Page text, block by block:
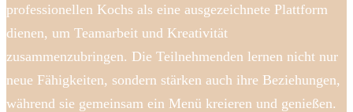
professionellen Kochs als eine ausgezeichnete Plattform
dienen, um Teamarbeit und Kreativität
zusammenzubringen. Die Teilnehmenden lernen nicht nur
neue Fähigkeiten, sondern stärken auch ihre Beziehungen,
während sie gemeinsam ein Menü kreieren und genießen.